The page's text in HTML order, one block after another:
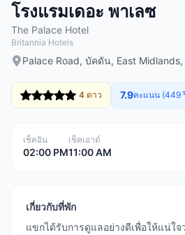
โรงแรมเดอะ พาเลซ
The Palace Hotel
Britannia Hotels
Palace Road, บัคดัน, East
4 ดาว 7.9คะแนน (449
เช็คอิน
02:00 PM
เช็คเอาต์
11:00 AM
เกี่ยวกับที่พัก
แขกได้รับการดูแลอย่างดีเพื่อให้แน่ใ